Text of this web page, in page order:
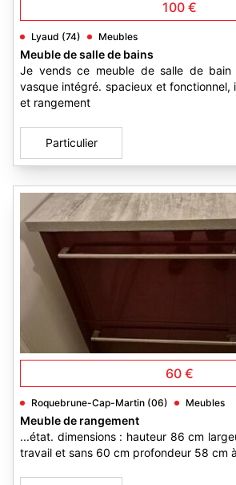
100 €
Lyaud (74) Meubles
Meuble de salle de bains
Je vends ce meuble de salle de
vasque intégré. spacieux et fonctionnel,
et rangement
Particulier
60 €
Roquebrune-Cap-Martin (06) Meubles
Meuble de rangement
...état. dimensions : hauteur 86 cm
travail et sans 60 cm profondeur 58 cm